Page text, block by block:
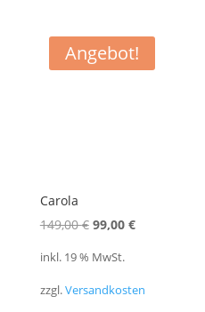
Angebot!
Carola
149,00€ Ursprünglicher
149,00 €
99,00 €Aktueller
99,00 €.
inkl. 19 % MwSt.
zzgl.Versandkosten